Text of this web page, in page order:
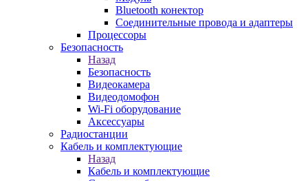
Bluetooth конектор
Соединительные провода и адаптеры
Процессоры
Безопасность
Назад
Безопасность
Видеокамера
Видеодомофон
Wi-Fi оборудование
Аксессуары
Радиостанции
Кабель и комплектующие
Назад
Кабель и комплектующие